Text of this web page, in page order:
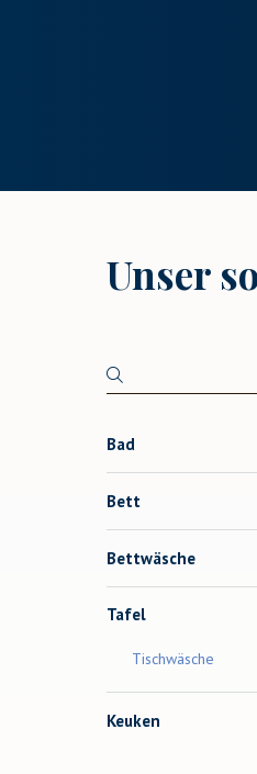
Unser
Bad
Bett
Bettwäsche
Tafel
Tischwäsche
Keuken